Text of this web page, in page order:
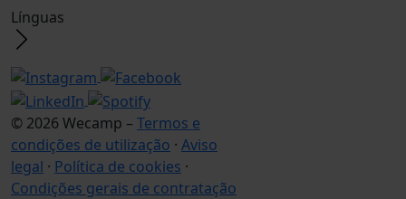
Línguas
© 2026 Wecamp – Termos e
condições de utilização · Aviso
legal · Política de cookies ·
Condições gerais de contratação